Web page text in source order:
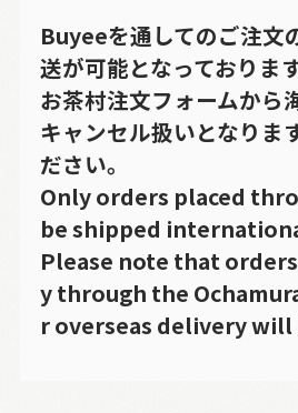
Buyeeを通してのご注文
送が可能となっております
お茶村注文フォームから
キャンセル扱いとなりま
ださい。
Only orders placed
be shipped
Please note that
y through the
r overseas delivery will